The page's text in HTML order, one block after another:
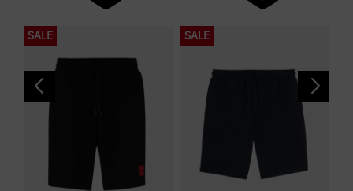
SALE SALE